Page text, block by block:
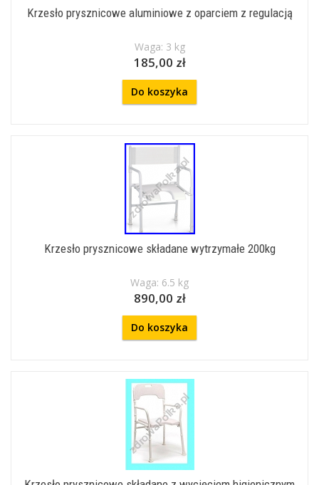
Krzesło prysznicowe aluminiowe z oparciem z regulacją
Waga: 3 kg
185,00 zł
Do koszyka
Krzesło prysznicowe składane wytrzymałe 200kg
Waga: 6.5 kg
890,00 zł
Do koszyka